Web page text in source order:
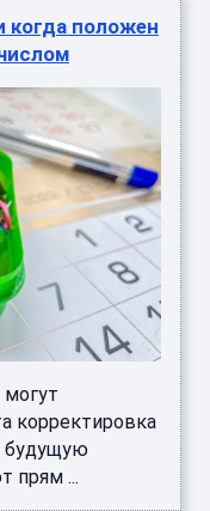
когда положен
корректировка
будущую
прям ...